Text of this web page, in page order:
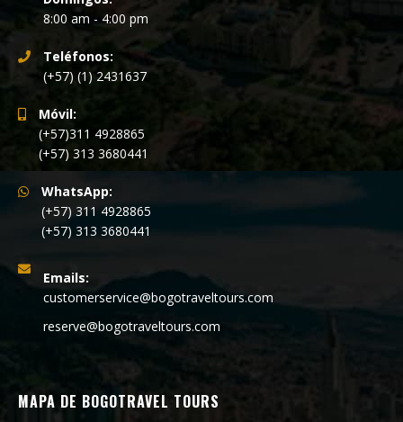
8:00 am - 4:00 pm
Teléfonos:
(+57) (1) 2431637
Móvil:
(+57)311 4928865
(+57) 313 3680441
WhatsApp:
(+57) 311 4928865
(+57) 313 3680441
Emails:
customerservice@bogotraveltours.com
reserve@bogotraveltours.com
MAPA DE BOGOTRAVEL TOURS